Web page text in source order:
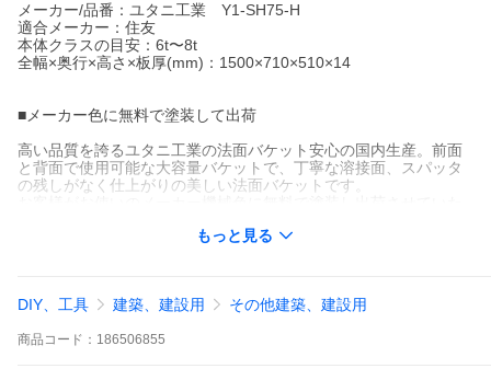
メーカー/品番：ユタニ工業 Y1-SH75-H
適合メーカー：住友
本体クラスの目安：6t〜8t
全幅×奥行×高さ×板厚(mm)：1500×710×510×14
■メーカー色に無料で塗装して出荷
高い品質を誇るユタニ工業の法面バケット安心の国内生産。前面
と背面で使用可能な大容量バケットで、丁寧な溶接面、スパッタ
の残しがなく仕上がりの美しい法面バケットです。
もっと見る
DIY、工具 建築、建設用 その他建築、建設用
商品 コード： 186506855